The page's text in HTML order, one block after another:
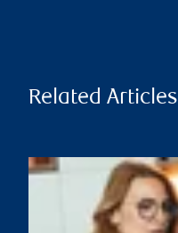
Related Articles